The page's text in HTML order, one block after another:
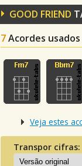
GOOD FRIEND
7Acordes
Veja estes
Transpor cifras: